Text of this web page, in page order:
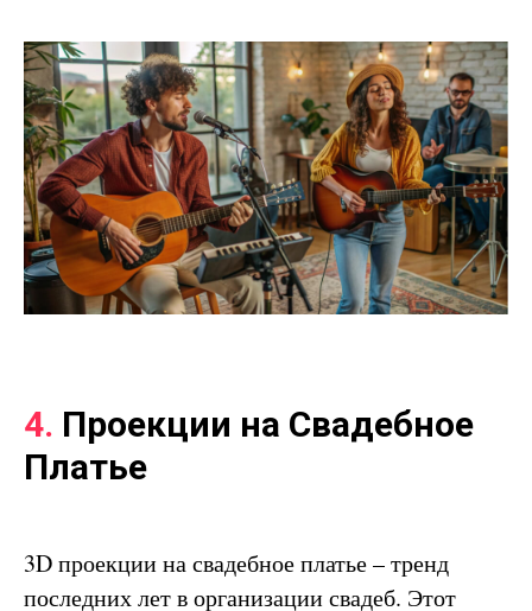
4. Проекции на Свадебное
Платье
3D проекции на свадебное платье – тренд
последних лет в организации свадеб. Этот